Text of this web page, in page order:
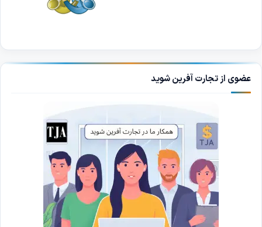
عضوی از تجارت آفرین شوید